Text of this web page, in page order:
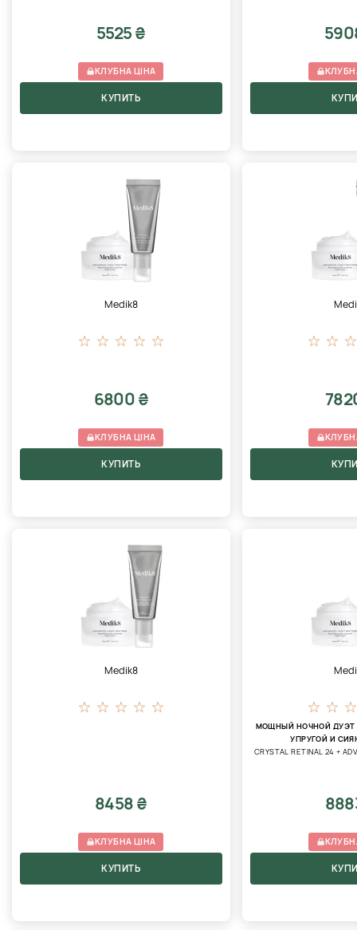
5525 ₴
КЛУБНА ЦІНА
КУПИТЬ
Medik8
6800 ₴
КЛУБНА ЦІНА
КУПИТЬ
Medik8
8458 ₴
КЛУБНА ЦІНА
КУПИТЬ
МОЩНЫЙ НОЧНОЙ ДУЭТ
УПРУГОЙ И
CRYSTAL RETINAL 24 +